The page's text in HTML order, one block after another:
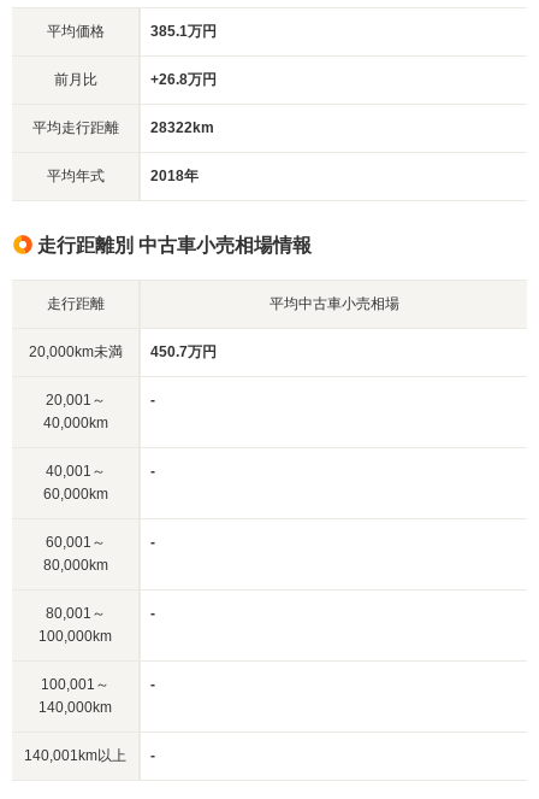
平均価格 385.1万円
前月比 +26.8万円
平均走行距離 28322km
平均年式 2018年
走行距離別 中古車小売相場情報
走行距離 平均中古車小売相場
20,000km未満 450.7万円
20,001～
40,000km
-
40,001～
60,000km
-
60,001～
80,000km
-
80,001～
100,000km
-
100,001～
140,000km
-
140,001km以上 -